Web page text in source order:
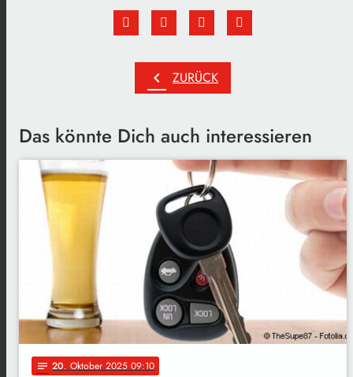
chevron_left ZURÜCK
Das könnte Dich auch interessieren
notes 20. Oktober 2025 09:10